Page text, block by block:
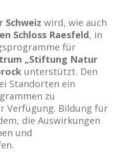
wird, wie auch
Schloss Raesfeld, in
für
„Stiftung Natur
unterstützt. Den
Standorten ein
zu
Verfügung. Bildung für
die Auswirkungen
und